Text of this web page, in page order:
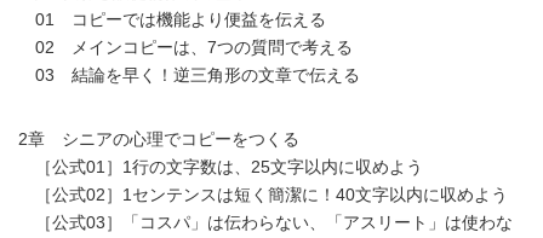
01 コピーでは機能より便益を伝える
02 メインコピーは、7つの質問で考える
03 結論を早く！逆三角形の文章で伝える
2章 シニアの心理でコピーをつくる
［公式01］1行の文字数は、25文字以内に収めよう
［公式02］1センテンスは短く簡潔に！40文字以内に収めよう
［公式03］「コスパ」は伝わらない、「アスリート」は使わな